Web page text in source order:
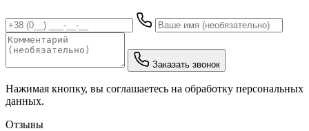
Заказать звонок
Нажимая кнопку, вы соглашаетесь на обработку персональных
данных.
Отзывы